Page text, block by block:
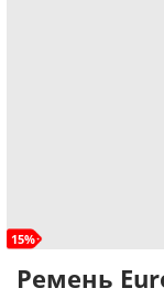
15%
Ремень